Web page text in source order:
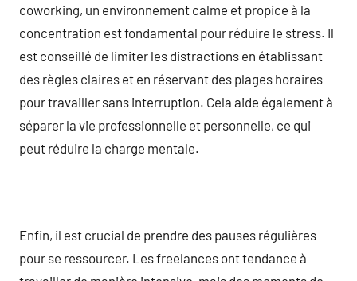
coworking, un environnement calme et propice à la
concentration est fondamental pour réduire le stress. Il
est conseillé de limiter les distractions en établissant
des règles claires et en réservant des plages horaires
pour travailler sans interruption. Cela aide également à
séparer la vie professionnelle et personnelle, ce qui
peut réduire la charge mentale.
Enfin, il est crucial de prendre des pauses régulières
pour se ressourcer. Les freelances ont tendance à